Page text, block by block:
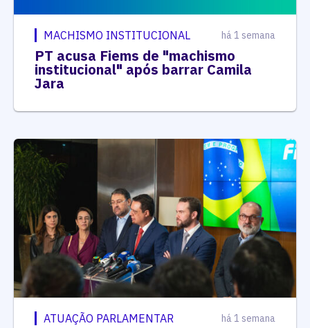
MACHISMO INSTITUCIONAL há 1 semana
PT acusa Fiems de "machismo
institucional" após barrar Camila
Jara
ATUAÇÃO PARLAMENTAR há 1 semana